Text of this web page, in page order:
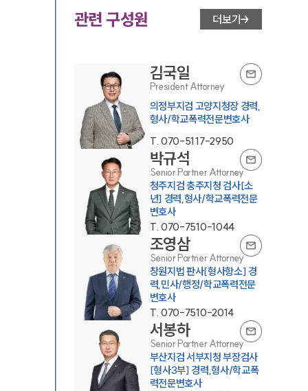
팀소개
팀소개
관련 구성원 더보기
김국일
President Attorney
의정부지검 고양지청장 경력,
형사/학교폭력전문변호사
T. 070-5117-2950
박규석
Senior Partner Attorney
청주지검 충주지청 검사[소
년] 경력,형사/학교폭력전문
변호사
T. 070-7510-1044
조영삼
Senior Partner Attorney
창원지법 판사[형사항소] 경
력,민사/행정/학교폭력전문
변호사
T. 070-7510-2014
서봉하
Senior Partner Attorney
부산지검 서부지청 부장검사
[형사3부] 경력,형사/학교폭
력전문변호사